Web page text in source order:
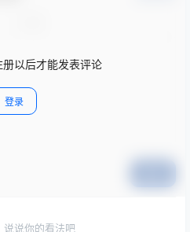
以后才能发表评论
登录
说说你的看法吧